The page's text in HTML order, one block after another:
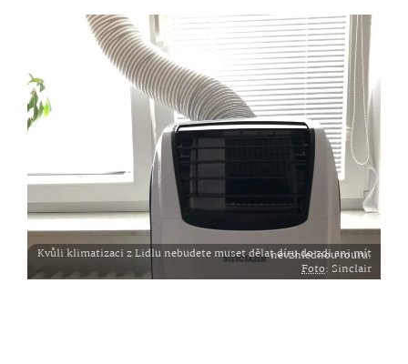
Kvůli klimatizaci z Lidlu nebudete muset dělat díru do zdi ani mít nevzhlednou rouru.
Foto: Sinclair